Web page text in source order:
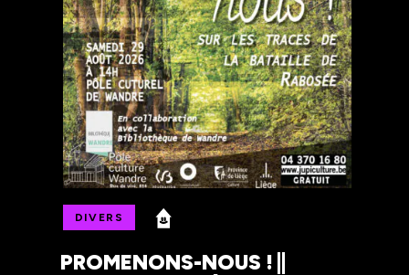
DIVERS
PROMENONS-NOUS ! ||